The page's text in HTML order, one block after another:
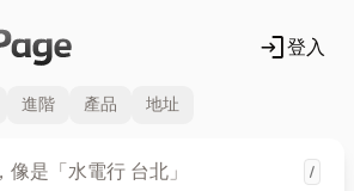
login登入
進階 產品 地址
/